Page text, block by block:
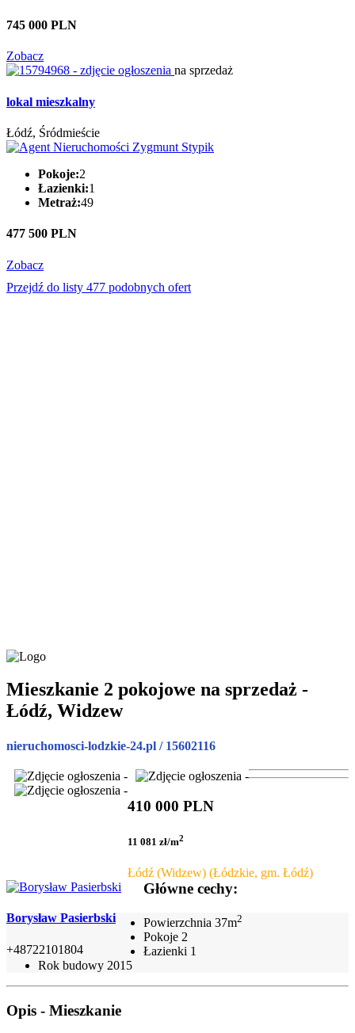
745 000 PLN
Zobacz
na sprzedaż
lokal mieszkalny
Łódź, Śródmieście
Pokoje:2
Łazienki:1
Metraż:49
477 500 PLN
Zobacz
Przejdź do listy 477 podobnych ofert
Mieszkanie 2 pokojowe na sprzedaż -
Łódź, Widzew
nieruchomosci-lodzkie-24.pl / 15602116
410 000 PLN
11 081 zł/m2
Łódź (Widzew) (Łódzkie, gm. Łódź)
Borysław Pasierbski
+48722101804
Główne cechy:
Powierzchnia 37m2
Pokoje 2
Łazienki 1
Rok budowy 2015
Opis - Mieszkanie